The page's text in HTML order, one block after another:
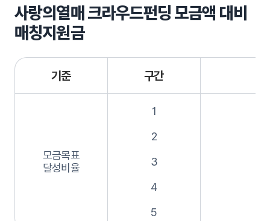
사랑의열매 크라우드펀딩 모금액 대비
매칭지원금
기준 구간
모금목표
달성비율
1
2
3
4
5